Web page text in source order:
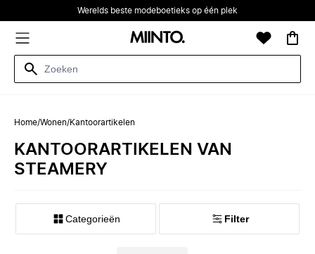
Werelds beste modeboetieks op één plek
Home/Wonen/Kantoorartikelen
KANTOORARTIKELEN VAN
STEAMERY
Categorieën Filter